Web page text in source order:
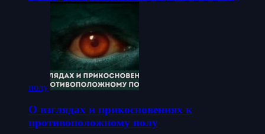
полу
О взглядах и прикосновениях к
противоположному полу